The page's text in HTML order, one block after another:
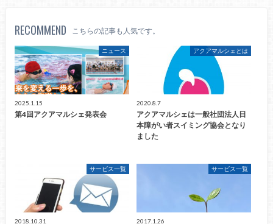
RECOMMEND こちらの記事も人気です。
ニュース
2025.1.15
第4回アクアマルシェ発表会
アクアマルシェとは
2020.8.7
アクアマルシェは一般社団法人日
本障がい者スイミング協会となり
ました
サービス一覧
2018.10.31
サービス一覧
2017.1.26